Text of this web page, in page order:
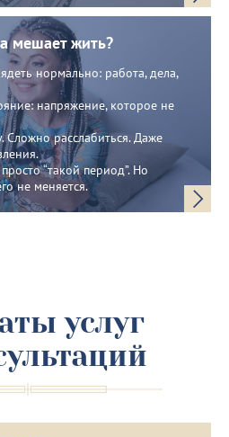
мешает жить?
нормально: работа, дела,
напряжение, которое не
Сложно расслабиться. Даже
“такой период”. Но
не меняется.
услуг